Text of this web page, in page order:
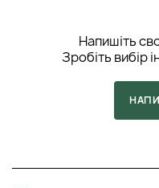
Напишіть
Зробіть вибір